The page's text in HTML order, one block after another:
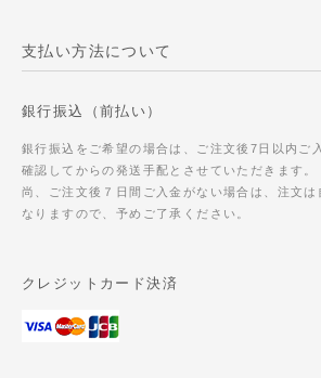
支払い方法について
銀行振込（前払い）
銀行振込をご希望の場合は、ご注文後7日以内ご
確認してからの発送手配とさせていただきます。
尚、ご注文後７日間ご入金がない場合は、注文は
なりますので、予めご了承ください。
クレジットカード決済